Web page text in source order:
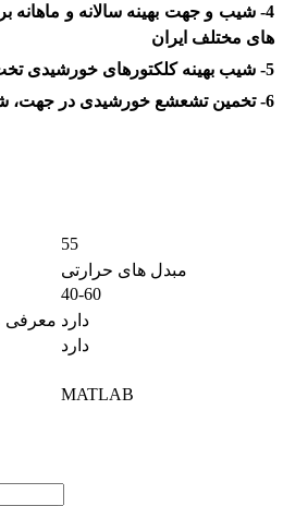
4- شیب و جهت بهینه سالانه و ماهانه
های مختلف ایران
5- شیب بهینه کلکتورهای خورشیدی تخت در جهت های مختلف
6- تخمین تشعشع خورشیدی در جهت، شیب و ماه مورد نظر کاربر
55
مبدل های حرارتی
40-60
معرفی دارد
دارد
MATLAB